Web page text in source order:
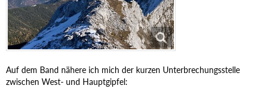
Auf dem Band nähere ich mich der kurzen Unterbrechungsstelle
zwischen West- und Hauptgipfel: